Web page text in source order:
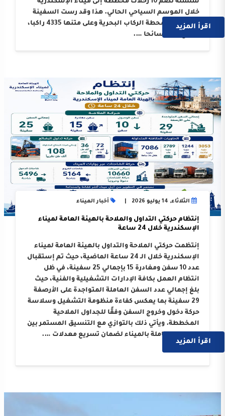
سلسلة تضم 10 رحلات مخططة إلى ميناء الإسكندرية
خلال الموسم السياحي الحالي. هذا وقد رست السفينة
على أرصفة محطة الركاب البحرية وعلى متنها 4335 راكبا،
اقرأ المزيد
الثلاثاء, 14 يوليو 2026 أخبار الميناء
إنتظام حركتي التداول والملاحة بالهيئة العامة لميناء
الإسكندرية خلال 24 ساعة
إنتظمت حركتي الملاحة والتداول بالهيئة العامة لميناء
الإسكندرية خلال الـ 24 ساعة الماضية، حيث تم إستقبال
عدد 10 سفن ومغادرة 15 بإجمالي 25 سفينة، في ظل
انتظام العمل بكافة الإدارات التشغيلية والفنية، حيث
بلغ إجمالي عدد السفن العاملة المتواجدة على الأرصفة
29 سفينة بما يعكس كفاءة منظومة التشغيل وسلاسة
حركة دخول وخروج السفن وفقًا للجداول الملاحية
المخططة. ويأتي ذلك بالتوازي مع التنسيق المستمر بين
الجهات العاملة بالميناء لضمان تسريع معدلات ….
اقرأ المزيد